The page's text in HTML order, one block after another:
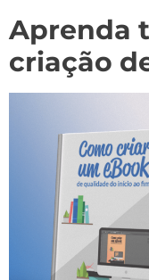
Aprenda
criação